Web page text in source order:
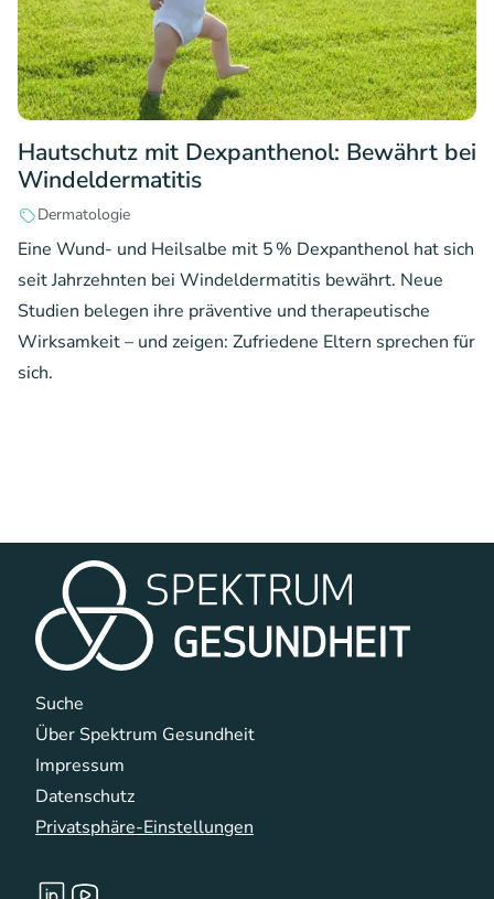
Hautschutz mit Dexpanthenol: Bewährt bei
Windeldermatitis
Dermatologie
Eine Wund- und Heilsalbe mit 5 % Dexpanthenol hat sich
seit Jahrzehnten bei Windeldermatitis bewährt. Neue
Studien belegen ihre präventive und therapeutische
Wirksamkeit – und zeigen: Zufriedene Eltern sprechen für
sich.
Navigation überspringen
Suche
Über Spektrum Gesundheit
Impressum
Datenschutz
Privatsphäre-Einstellungen
Navigation überspringen